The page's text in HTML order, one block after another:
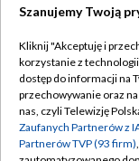
Abonament TVP
Emisja w TVP
Centrum
Szanujemy Twoją
Kliknij "Akceptuję i
korzystanie z
dostęp do informacji na
przechowywanie oraz
nas, czyli Telewizję
Zaufanych Partnerów z
Partnerów TVP (93 firm)